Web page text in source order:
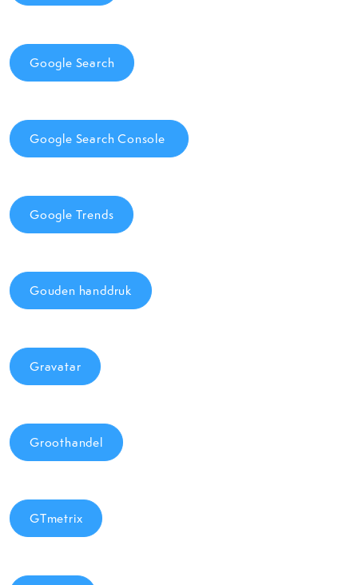
Google Search
Google Search Console
Google Trends
Gouden handdruk
Gravatar
Groothandel
GTmetrix